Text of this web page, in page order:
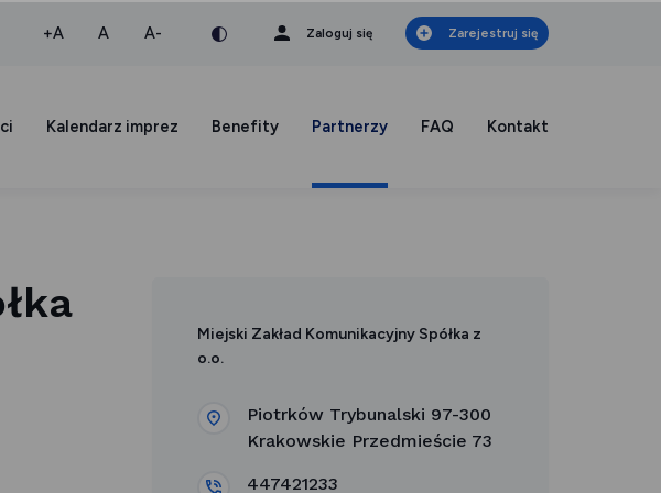
+Awiększa czcionka
Anormalna czcionka
A-mniejsza czcionka Zaloguj się Zarejestruj się
Kalendarz imprez Benefity Partnerzy FAQ Kontakt
Miejski Zakład Komunikacyjny Spółka z
o.o.
Piotrków Trybunalski 97-300
Krakowskie Przedmieście 73
447421233